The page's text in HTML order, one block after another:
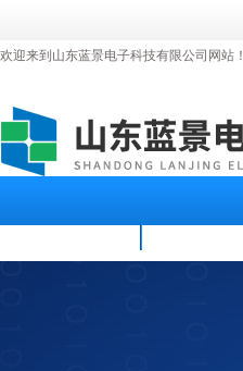
欢迎来到山东蓝景电子科技有限公司网站！